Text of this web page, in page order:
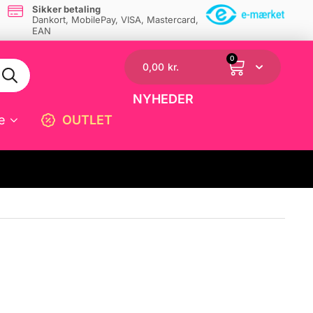
Sikker betaling
Dankort, MobilePay, VISA, Mastercard,
EAN
OUTLET
0,00 kr.
0
NYHEDER